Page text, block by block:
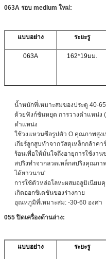
063A รอบ medlum ใหม่:
แบบอย่าง ระยะรู
063A 162*19มม.
น้ำหนักที่เหมาะสมของประตู 40-
ด้วยฟังก์ชันหยุด การวางตำแหน่ง
ตำแหน่ง
ใช้วงแหวนซีลรูปตัว O คุณภาพสูง
เกียร์ลูกสูบทำจากวัสดุเหล็กกล้าค
ร้อนเพื่อให้มั่นใจถึงอายุการใช้งา
สปริงทำจากลวดเหล็กสปริงคุณภ
ได้ยาวนาน'
การใช้ตัวหล่อโลหะผสมอลูมิเนียม
เกิดออกซิเดชันของร่างกาย
อุณหภูมิที่เหมาะสม: -30-60 องศา
055 ปิดเครื่องด้านล่าง:
แบบอย่าง ระยะรู